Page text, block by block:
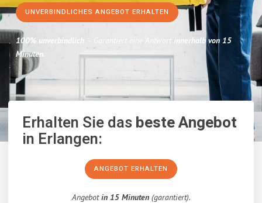
UNVERBINDLICHES ANGEBOT ERHALTEN
100% unverbindlich – Garantiert eine Antwort innerhalb von 15
Minuten.
Erhalten Sie dasbeste Angebot
in Erlangen:
ANGEBOT ERHALTEN
Angebotin 15 Minuten(garantiert).